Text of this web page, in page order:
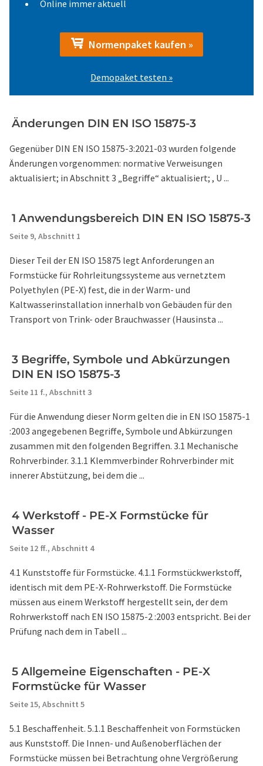
Online immer aktuell
Normenpaket kaufen »
Demopaket testen »
Änderungen DIN EN ISO 15875-3
Gegenüber DIN EN ISO 15875-3:2021-03 wurden folgende
Änderungen vorgenommen: normative Verweisungen
aktualisiert; in Abschnitt 3 „Begriffe“ aktualisiert; , U ...
1 Anwendungsbereich DIN EN ISO 15875-3
Seite 9, Abschnitt 1
Dieser Teil der EN ISO 15875 legt Anforderungen an
Formstücke für Rohrleitungssysteme aus vernetztem
Polyethylen (PE-X) fest, die in der Warm- und
Kaltwasserinstallation innerhalb von Gebäuden für den
Transport von Trink- oder Brauchwasser (Hausinsta ...
3 Begriffe, Symbole und Abkürzungen
DIN EN ISO 15875-3
Seite 11 f., Abschnitt 3
Für die Anwendung dieser Norm gelten die in EN ISO 15875-1
:2003 angegebenen Begriffe, Symbole und Abkürzungen
zusammen mit den folgenden Begriffen. 3.1 Mechanische
Rohrverbinder. 3.1.1 Klemmverbinder Rohrverbinder mit
innerer Abstützung, bei dem die ...
4 Werkstoff - PE-X Formstücke für
Wasser
Seite 12 ff., Abschnitt 4
4.1 Kunststoffe für Formstücke. 4.1.1 Formstückwerkstoff,
identisch mit dem PE-X-Rohrwerkstoff. Die Formstücke
müssen aus einem Werkstoff hergestellt sein, der dem
Rohrwerkstoff nach EN ISO 15875-2 :2003 entspricht. Bei der
Prüfung nach dem in Tabell ...
5 Allgemeine Eigenschaften - PE-X
Formstücke für Wasser
Seite 15, Abschnitt 5
5.1 Beschaffenheit. 5.1.1 Beschaffenheit von Formstücken
aus Kunststoff. Die Innen- und Außenoberflächen der
Formstücke müssen bei Betrachtung ohne Vergrößerung